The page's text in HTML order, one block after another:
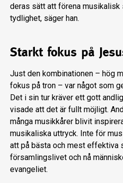
deras sätt att förena
tydlighet, säger han.
Starkt fokus på
Just den kombinationen – hög
fokus på tron – var något som
Det i sin tur kräver ett gott
visade att det är fullt möjligt.
många musikkårer blivit
musikaliska uttryck. Inte för
att på bästa och mest effektiva
församlingslivet och nå
evangeliet.